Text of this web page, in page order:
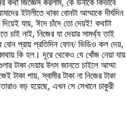
কথা জিজ্ঞেস করলাম, কে উনাকে কিভাবে
ইটালীতে থাকা বোনটা আম্মাকে দীর্ঘদিন
যায়, ঈদে চাঁদে তো দেয়ই! কথাটা
নাই, নিজের যা দেয়ার সামর্থ্য তাই
বোন প্রায় প্রতিদিন ফোন/ ভিডিও কল দেয়,
কি হল। দূরে থেকেও যে খোঁজ নেয়া যায়
টাকা দেয়ার উৎস জানতে চাইলে আম্মা
টাকা পায়, স্বামীর টাকা না নিজের টাকা
বড় হয়েছে, এখন সে সেখানে চাকুরী